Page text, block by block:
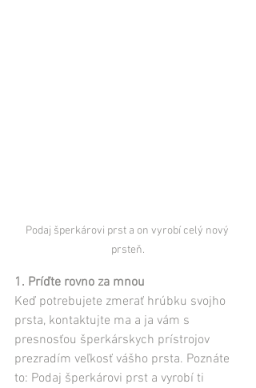
Podaj šperkárovi prst a on vyrobí celý nový
prsteň.
1. Príďte rovno za mnou
Keď potrebujete zmerať hrúbku svojho
prsta, kontaktujte ma a ja vám s
presnosťou šperkárskych prístrojov
prezradím veľkosť vášho prsta. Poznáte
to: Podaj šperkárovi prst a vyrobí ti